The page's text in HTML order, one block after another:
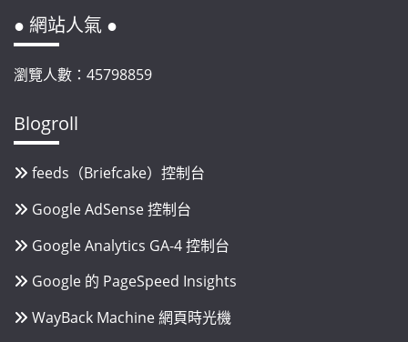
● 網站人氣 ●
瀏覽人數：45798859
Blogroll
feeds（Briefcake）控制台
Google AdSense 控制台
Google Analytics GA-4 控制台
Google 的 PageSpeed Insights
WayBack Machine 網頁時光機